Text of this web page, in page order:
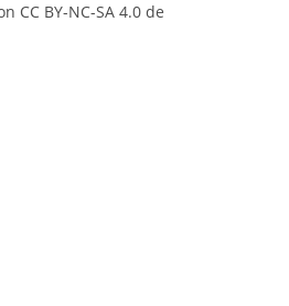
CC BY-NC-SA 4.0 de